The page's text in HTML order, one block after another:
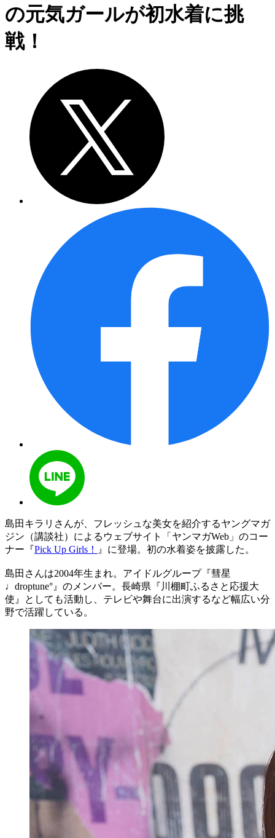
の元気ガールが初水着に挑
戦！
島田キラリさんが、フレッシュな美女を紹介するヤングマガ
ジン（講談社）によるウェブサイト「ヤンマガWeb」のコー
ナー『Pick Up Girls！ 』に登場。初の水着姿を披露した。
島田さんは2004年生まれ。アイドルグループ『彗星
♩droptune°』のメンバー。長崎県『川棚町ふるさと応援大
使』としても活動し、テレビや舞台に出演するなど幅広い分
野で活躍している。